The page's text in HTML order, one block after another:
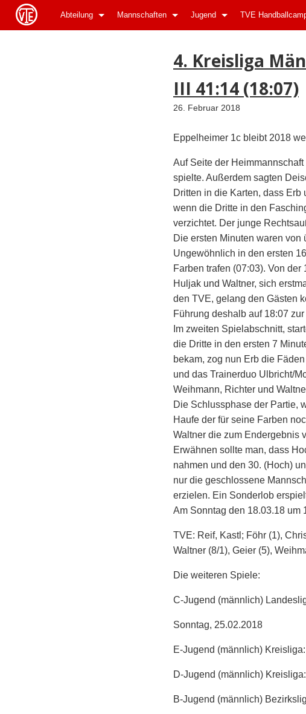
Abteilung Mannschaften Jugend TVE
4. Kreisliga
III 41:14 (18:07)
26. Februar 2018
Eppelheimer 1c bleibt 2018
Auf Seite der
spielte. Außerdem sagten
Dritten in die Karten, dass
wenn die Dritte in den
verzichtet. Der junge
Die ersten Minuten waren
Ungewöhnlich in den ersten
Farben trafen (07:03). Von
Huljak und Waltner, sich
den TVE, gelang den Gästen
Führung deshalb auf 18:07
Im zweiten Spielabschnitt,
die Dritte in den ersten 7
bekam, zog nun Erb die
und das Trainerduo Ulbricht/
Weihmann, Richter und
Die Schlussphase der Partie,
Haufe der für seine Farben
Waltner die zum Endergebnis
Erwähnen sollte man, dass
nahmen und den 30. (Hoch)
nur die geschlossene
erzielen. Ein Sonderlob
Am Sonntag den 18.03.18 um
TVE: Reif, Kastl; Föhr (1),
Waltner (8/1), Geier (5),
Die weiteren Spiele:
C-Jugend (männlich)
Sonntag, 25.02.2018
E-Jugend (männlich) Kreisliga:
D-Jugend (männlich) Kreisliga:
B-Jugend (männlich)